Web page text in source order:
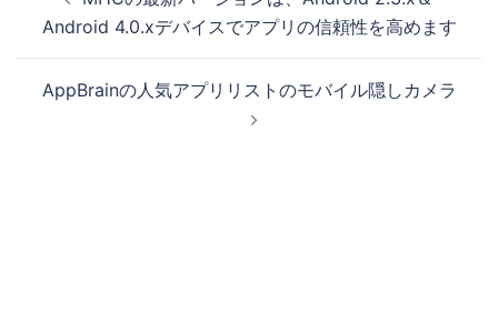
Android 4.0.xデバイスでアプリの信頼性を高めます
AppBrainの人気アプリリストのモバイル隠しカメラ